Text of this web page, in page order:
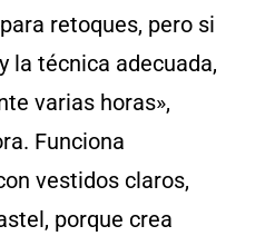
retoques, pero si
la técnica adecuada,
varias horas»,
Funciona
vestidos claros,
porque crea